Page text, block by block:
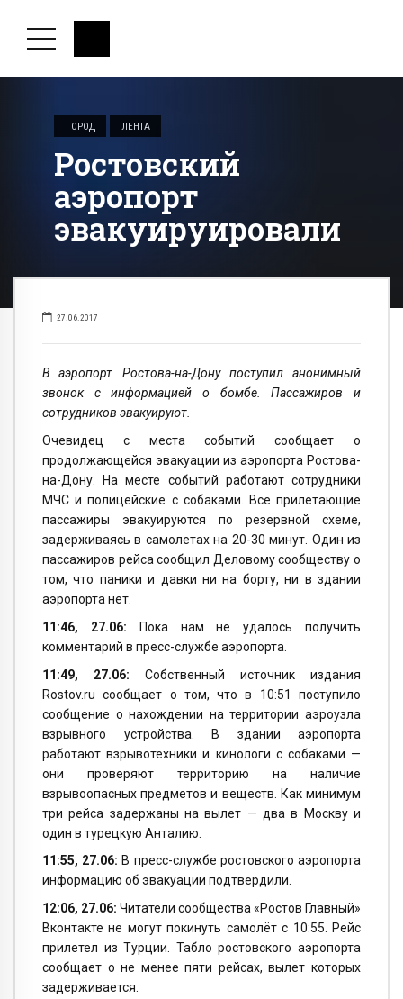
ГОРОД ЛЕНТА
Ростовский
аэропорт
эвакуируировали
27.06.2017
В аэропорт Ростова-на-Дону поступил анонимный
звонок с информацией о бомбе. Пассажиров и
сотрудников эвакуируют.
Очевидец с места событий сообщает о
продолжающейся эвакуации из аэропорта Ростова-
на-Дону. На месте событий работают сотрудники
МЧС и полицейские с собаками. Все прилетающие
пассажиры эвакуируются по резервной схеме,
задерживаясь в самолетах на 20-30 минут. Один из
пассажиров рейса сообщил Деловому сообществу о
том, что паники и давки ни на борту, ни в здании
аэропорта нет.
11:46, 27.06: Пока нам не удалось получить
комментарий в пресс-службе аэропорта.
11:49, 27.06: Собственный источник издания
Rostov.ru сообщает о том, что в 10:51 поступило
сообщение о нахождении на территории аэроузла
взрывного устройства. В здании аэропорта
работают взрывотехники и кинологи с собаками —
они проверяют территорию на наличие
взрывоопасных предметов и веществ. Как минимум
три рейса задержаны на вылет — два в Москву и
один в турецкую Анталию.
11:55, 27.06: В пресс-службе ростовского аэропорта
информацию об эвакуации подтвердили.
12:06, 27.06: Читатели сообщества «Ростов Главный»
Вконтакте не могут покинуть самолёт с 10:55. Рейс
прилетел из Турции. Табло ростовского аэропорта
сообщает о не менее пяти рейсах, вылет которых
задерживается.